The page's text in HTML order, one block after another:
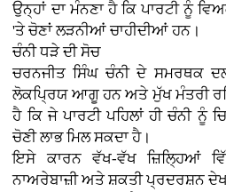
ਉਨ੍ਹਾਂ ਦਾ ਮੰਨਣਾ ਹੈ ਕਿ ਪਾਰਟੀ ਨੂੰ
'ਤੇ ਚੋਣਾਂ ਲੜਨੀਆਂ ਚਾਹੀਦੀਆਂ ਹਨ।
ਚੰਨੀ ਧੜੇ ਦੀ ਸੋਚ
ਚਰਨਜੀਤ ਸਿੰਘ ਚੰਨੀ ਦੇ ਸਮਰਥਕ
ਲੋਕਪ੍ਰਿਯ ਆਗੂ ਹਨ ਅਤੇ ਮੁੱਖ ਮੰਤਰੀ
ਹੈ ਕਿ ਜੇ ਪਾਰਟੀ ਪਹਿਲਾਂ ਹੀ ਚੰਨੀ ਨੂੰ
ਚੋਣੀ ਲਾਭ ਮਿਲ ਸਕਦਾ ਹੈ।
ਇਸੇ ਕਾਰਨ ਵੱਖ-ਵੱਖ ਜ਼ਿਲ੍ਹਿਆਂ
ਨਾਅਰੇਬਾਜ਼ੀ ਅਤੇ ਸ਼ਕਤੀ ਪ੍ਰਦਰਸ਼ਨ